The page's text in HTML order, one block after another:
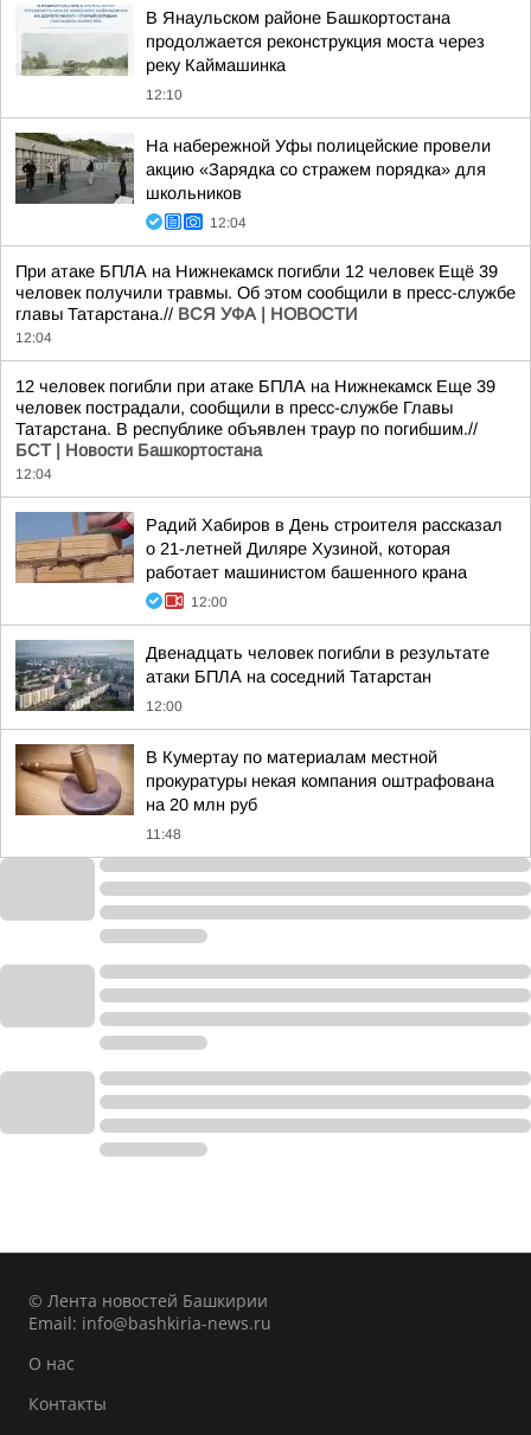
В Янаульском районе Башкортостана
продолжается реконструкция моста через
реку Каймашинка
12:10
На набережной Уфы полицейские провели
акцию «Зарядка со стражем порядка» для
школьников
12:04
При атаке БПЛА на Нижнекамск погибли 12 человек Ещё 39
человек получили травмы. Об этом сообщили в пресс-службе
главы Татарстана.// ВСЯ УФА | НОВОСТИ
12:04
12 человек погибли при атаке БПЛА на Нижнекамск Еще 39
человек пострадали, сообщили в пресс-службе Главы
Татарстана. В республике объявлен траур по погибшим.//
БСТ | Новости Башкортостана
12:04
Радий Хабиров в День строителя рассказал
о 21-летней Диляре Хузиной, которая
работает машинистом башенного крана
12:00
Двенадцать человек погибли в результате
атаки БПЛА на соседний Татарстан
12:00
В Кумертау по материалам местной
прокуратуры некая компания оштрафована
на 20 млн руб
11:48
© Лента новостей Башкирии
Email: info@bashkiria-news.ru
О нас
Контакты